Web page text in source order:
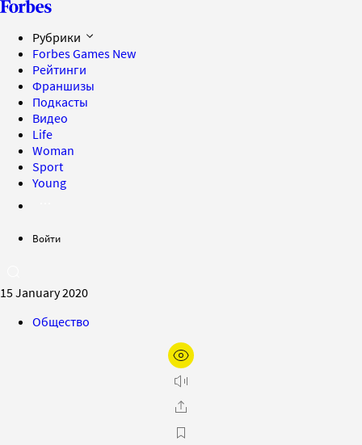
Рубрики
Forbes Games New
Рейтинги
Франшизы
Подкасты
Видео
Life
Woman
Sport
Young
Войти
15 January 2020
Общество